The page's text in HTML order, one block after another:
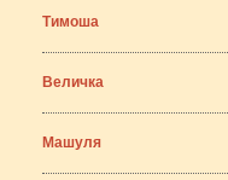
Тимоша
Величка
Машуля